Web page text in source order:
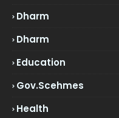
Dharm
Dharm
Education
Gov.scehmes
Health